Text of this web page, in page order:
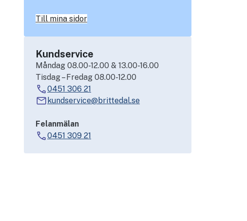
Till mina sidor
Kundservice
Måndag 08.00-12.00 & 13.00-16.00
Tisdag – Fredag 08.00-12.00
0451 306 21
kundservice@brittedal.se
Felanmälan
0451 309 21